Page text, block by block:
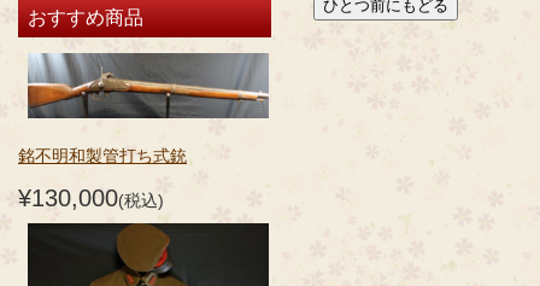
おすすめ商品
銘不明和製管打ち式銃
¥130,000(税込)